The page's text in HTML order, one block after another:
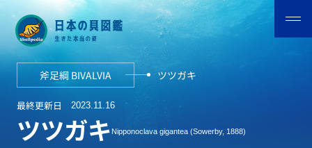
斧足綱 BIVALVIA ツツガキ
最終更新日 2023.11.16
ツツガキ Nipponoclava gigantea (Sowerby, 1888)